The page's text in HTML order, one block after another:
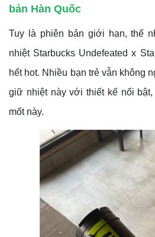
bản Hàn Quốc
Tuy là phiên bản giới hạn, thế
nhiệt Starbucks Undefeated x
hết hot. Nhiều bạn trẻ vẫn không
giữ nhiệt này với thiết kế nổi
mốt này.